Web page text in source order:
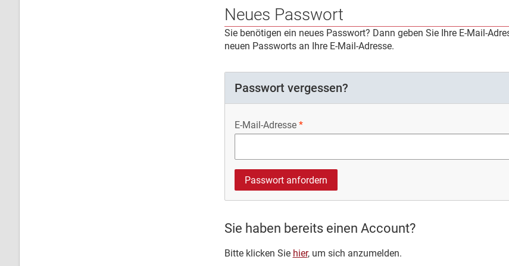
Neues Passwort
Sie benötigen ein neues Passwort? Dann geben Sie Ihre E-Mail-
neuen Passworts an Ihre E-Mail-Adresse.
Passwort vergessen?
E-Mail-Adresse
Sie haben bereits einen Account?
Bitte klicken Sie hier, um sich anzumelden.